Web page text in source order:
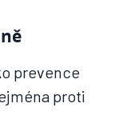
prevence
proti